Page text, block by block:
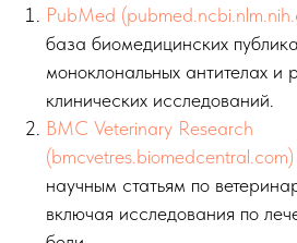
PubMed
база биомедицинских
моноклональных антителах и
клинических исследований.
BMC Veterinary Research
(bmcvetres.biomedcentral.com)
научным статьям по
включая исследования по